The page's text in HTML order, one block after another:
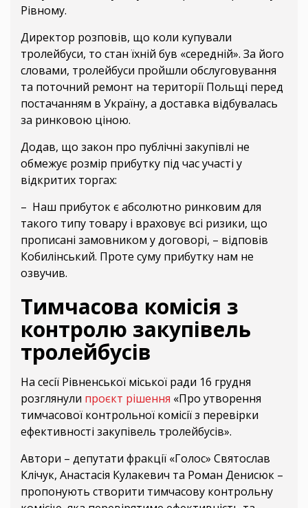
Рівному.
Директор розповів, що коли купували
тролейбуси, то стан їхній був «середній». За його
словами, тролейбуси пройшли обслуговування
та поточний ремонт на території Польщі перед
постачанням в Україну, а доставка відбувалась
за ринковою ціною.
Додав, що закон про публічні закупівлі не
обмежує розмір прибутку під час участі у
відкритих торгах:
– Наш прибуток є абсолютно ринковим для
такого типу товару і враховує всі ризики, що
прописані замовником у договорі, – відповів
Кобилінський. Проте суму прибутку нам не
озвучив.
Тимчасова комісія з
контролю закупівель
тролейбусів
На сесії Рівненської міської ради 16 грудня
розглянули проєкт рішення «Про утворення
тимчасової контрольної комісії з перевірки
ефективності закупівель тролейбусів».
Автори – депутати фракції «Голос» Святослав
Клічук, Анастасія Кулакевич та Роман Денисюк –
пропонують створити тимчасову контрольну